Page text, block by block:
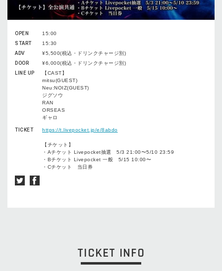
OPEN
15:00
START
15:30
ADV
¥5,500(税込・ドリンクチャージ別)
DOOR
¥6,000(税込・ドリンクチャージ別)
LINE UP
【CAST】
mitsu(GUEST)
Neu:NOIZ(GUEST)
ジグソウ
RAN
ORSEAS
ギャロ
TICKET https://t.livepocket.jp/e/8abdo
【チケット】
・Aチケット Livepocket抽選 5/3 21:00〜5/10 23:59
・Bチケット Livepocket 一般 5/15 10:00〜
・Cチケット 当日券
TICKET INFO